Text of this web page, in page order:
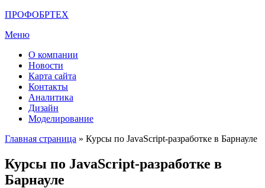
Перейти
содержимому
ПРОФОБРТЕХ
Меню
О компании
Новости
Карта сайта
Контакты
Аналитика
Дизайн
Моделирование
Главная страница » Курсы по JavaScript-разработке в Барнауле
Курсы по JavaScript-разработке в
Барнауле